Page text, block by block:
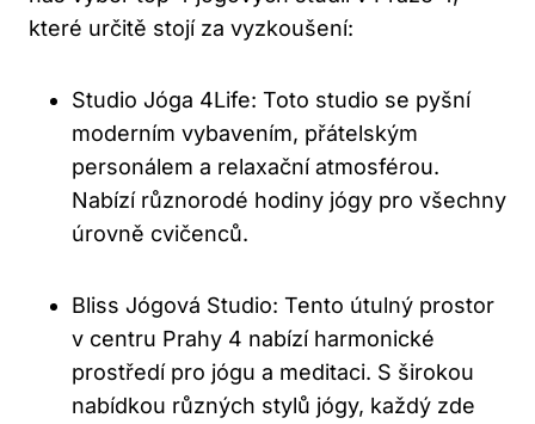
které určitě stojí ​za vyzkoušení:
Studio⁢ Jóga 4Life: Toto studio se pyšní ​
moderním​ vybavením, přátelským
personálem a‍ relaxační atmosférou.
Nabízí ​různorodé hodiny‌ jógy pro všechny
‍úrovně​ cvičenců.
Bliss Jógová Studio: Tento ‌útulný prostor
v centru⁤ Prahy 4 nabízí harmonické
prostředí pro‍ jógu a meditaci. ⁤S ​širokou
nabídkou různých‍ stylů jógy, každý ⁢zde